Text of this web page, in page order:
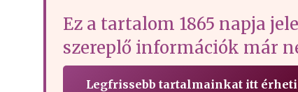
Ez a tartalom 1865 napja
szereplő információk már
Legfrissebb tartalmainkat itt